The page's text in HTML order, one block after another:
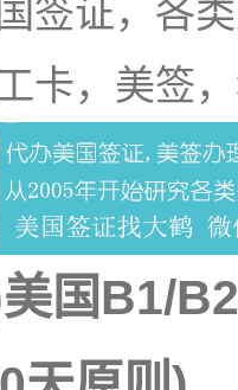
签证，各
卡，美签
国B1/